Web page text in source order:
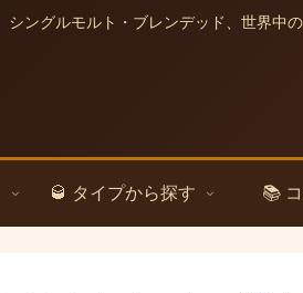
シングルモルト・ブレンデッド、世界中
🥃 タイプから探す 📚